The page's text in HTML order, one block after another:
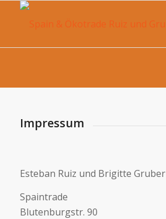
Impressum
Esteban Ruiz und Brigitte Gruber
Spaintrade
Blutenburgstr. 90